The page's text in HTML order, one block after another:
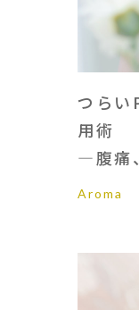
つらい
用術
―腹痛
Aroma